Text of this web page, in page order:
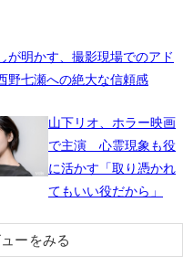
が明かす、撮影現場でのアド
野七瀬への絶大な信頼感
山下リオ、ホラー映画
で主演 心霊現象も役
に活かす「取り憑かれ
てもいい役だから」
ーをみる